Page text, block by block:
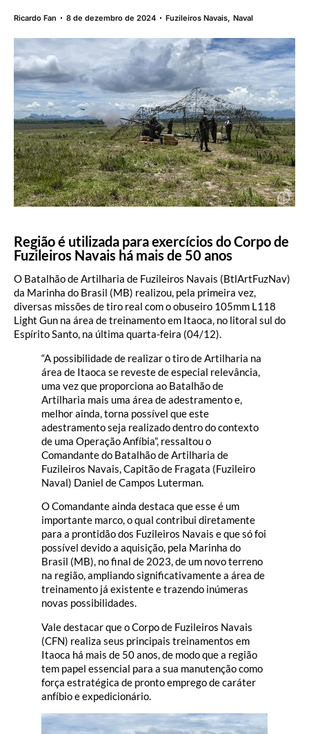
Ricardo Fan 8 de dezembro de 2024 Fuzileiros Navais,Naval
Região é utilizada para exercícios do Corpo de
Fuzileiros Navais há mais de 50 anos
O Batalhão de Artilharia de Fuzileiros Navais (BtlArtFuzNav)
da Marinha do Brasil (MB) realizou, pela primeira vez,
diversas missões de tiro real com o obuseiro 105mm L118
Light Gun na área de treinamento em Itaoca, no litoral sul do
Espírito Santo, na última quarta-feira (04/12).
“A possibilidade de realizar o tiro de Artilharia na
área de Itaoca se reveste de especial relevância,
uma vez que proporciona ao Batalhão de
Artilharia mais uma área de adestramento e,
melhor ainda, torna possível que este
adestramento seja realizado dentro do contexto
de uma Operação Anfíbia”, ressaltou o
Comandante do Batalhão de Artilharia de
Fuzileiros Navais, Capitão de Fragata (Fuzileiro
Naval) Daniel de Campos Luterman.
O Comandante ainda destaca que esse é um
importante marco, o qual contribui diretamente
para a prontidão dos Fuzileiros Navais e que só foi
possível devido a aquisição, pela Marinha do
Brasil (MB), no final de 2023, de um novo terreno
na região, ampliando significativamente a área de
treinamento já existente e trazendo inúmeras
novas possibilidades.
Vale destacar que o Corpo de Fuzileiros Navais
(CFN) realiza seus principais treinamentos em
Itaoca há mais de 50 anos, de modo que a região
tem papel essencial para a sua manutenção como
força estratégica de pronto emprego de caráter
anfíbio e expedicionário.